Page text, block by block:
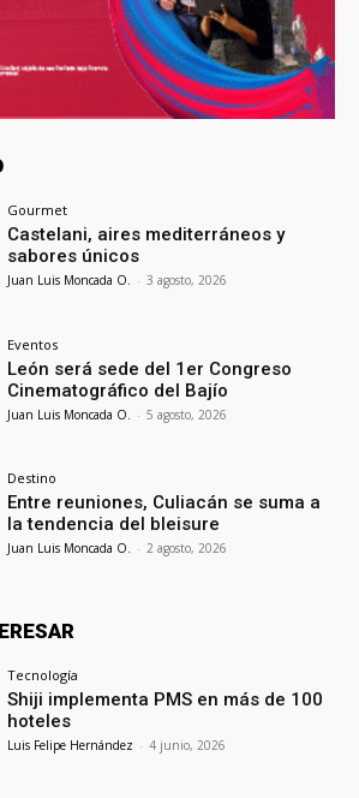
Gourmet
Castelani, aires mediterráneos y
sabores únicos
Juan Luis Moncada O. - 3 agosto, 2026
Eventos
León será sede del 1er Congreso
Cinematográfico del Bajío
Juan Luis Moncada O. - 5 agosto, 2026
Destino
Entre reuniones, Culiacán se suma a
la tendencia del bleisure
Juan Luis Moncada O. - 2 agosto, 2026
Tecnología
Shiji implementa PMS en más de 100
hoteles
Luis Felipe Hernández - 4 junio, 2026